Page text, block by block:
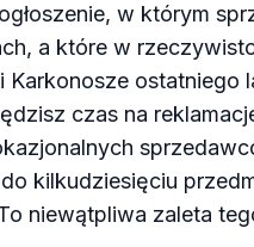
w którym
a które w
Karkonosze
czas na
kilkudziesięciu
niewątpliwa zaleta